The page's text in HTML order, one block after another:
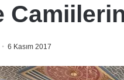
6 Kasım 2017